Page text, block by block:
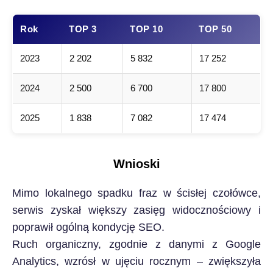
Rok TOP 3 TOP 10 TOP 50
2023 2 202 5 832 17 252
2024 2 500 6 700 17 800
2025 1 838 7 082 17 474
Wnioski
Mimo lokalnego spadku fraz w ścisłej czołówce,
serwis zyskał większy zasięg widocznościowy i
poprawił ogólną kondycję SEO.
Ruch organiczny, zgodnie z danymi z Google
Analytics, wzrósł w ujęciu rocznym – zwiększyła